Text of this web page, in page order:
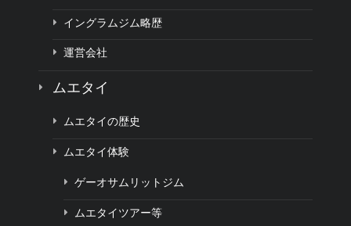
イングラムジム略歴
運営会社
ムエタイ
ムエタイの歴史
ムエタイ体験
ゲーオサムリットジム
ムエタイツアー等